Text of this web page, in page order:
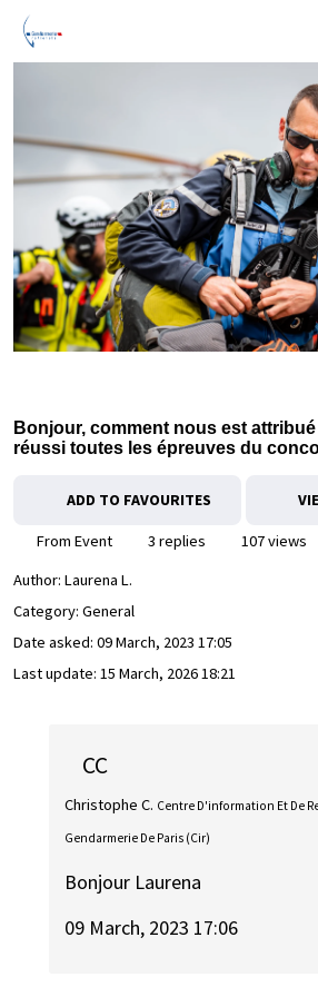
Bonjour, comment nous est
réussi toutes les épreuves du
ADD TO FAVOURITES
From Event 3 replies
107 views
Author: Laurena L.
Category: General
Date asked: 09 March, 2023 17:05
Last update: 15 March, 2026 18:21
CC
Christophe C. Centre D'information Et De
Gendarmerie De Paris (Cir)
Bonjour Laurena
09 March, 2023 17:06